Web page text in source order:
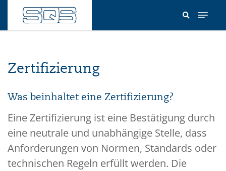
Inhalt
Zertifizierung
Was beinhaltet eine Zertifizierung?
Eine Zertifizierung ist eine Bestätigung durch
eine neutrale und unabhängige Stelle, dass
Anforderungen von Normen, Standards oder
technischen Regeln erfüllt werden. Die